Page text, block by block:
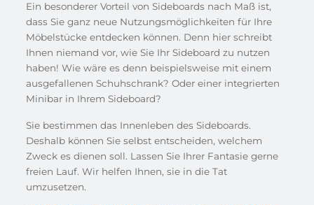
Ein besonderer Vorteil von Sideboards nach Maß ist,
dass Sie ganz neue Nutzungsmöglichkeiten für Ihre
Möbelstücke entdecken können. Denn hier schreibt
Ihnen niemand vor, wie Sie Ihr Sideboard zu nutzen
haben! Wie wäre es denn beispielsweise mit einem
ausgefallenen Schuhschrank? Oder einer integrierten
Minibar in Ihrem Sideboard?
Sie bestimmen das Innenleben des Sideboards.
Deshalb können Sie selbst entscheiden, welchem
Zweck es dienen soll. Lassen Sie Ihrer Fantasie gerne
freien Lauf. Wir helfen Ihnen, sie in die Tat
umzusetzen.